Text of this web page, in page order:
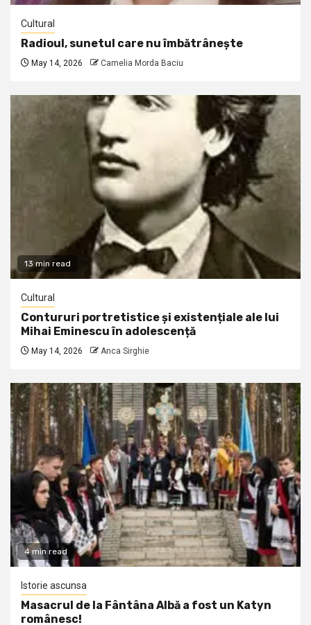
Cultural
Radioul, sunetul care nu îmbătrânește
May 14, 2026 Camelia Morda Baciu
13 min read
Cultural
Contururi portretistice și existențiale ale lui
Mihai Eminescu în adolescență
May 14, 2026 Anca Sirghie
4 min read
Istorie ascunsa
Masacrul de la Fântâna Albă a fost un Katyn
românesc!